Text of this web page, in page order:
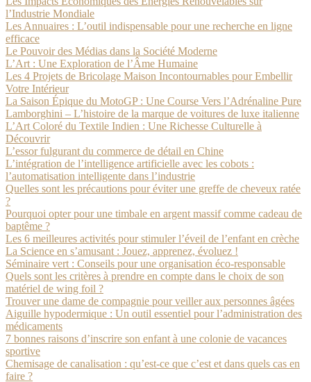
l’Industrie Mondiale
Les Annuaires : L’outil indispensable pour une recherche en ligne
efficace
Le Pouvoir des Médias dans la Société Moderne
L’Art : Une Exploration de l’Âme Humaine
Les 4 Projets de Bricolage Maison Incontournables pour Embellir
Votre Intérieur
La Saison Épique du MotoGP : Une Course Vers l’Adrénaline Pure
Lamborghini – L’histoire de la marque de voitures de luxe italienne
L’Art Coloré du Textile Indien : Une Richesse Culturelle à
Découvrir
L’essor fulgurant du commerce de détail en Chine
L’intégration de l’intelligence artificielle avec les cobots :
l’automatisation intelligente dans l’industrie
Quelles sont les précautions pour éviter une greffe de cheveux ratée
?
Pourquoi opter pour une timbale en argent massif comme cadeau de
baptême ?
Les 6 meilleures activités pour stimuler l’éveil de l’enfant en crèche
La Science en s’amusant : Jouez, apprenez, évoluez !
Séminaire vert : Conseils pour une organisation éco-responsable
Quels sont les critères à prendre en compte dans le choix de son
matériel de wing foil ?
Trouver une dame de compagnie pour veiller aux personnes âgées
Aiguille hypodermique : Un outil essentiel pour l’administration des
médicaments
7 bonnes raisons d’inscrire son enfant à une colonie de vacances
sportive
Chemisage de canalisation : qu’est-ce que c’est et dans quels cas en
faire ?